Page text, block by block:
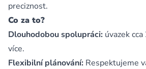
preciznost.
Co za to?
Dlouhodobou spolupráci: úvazek
více.
Flexibilní plánování: Respektujeme